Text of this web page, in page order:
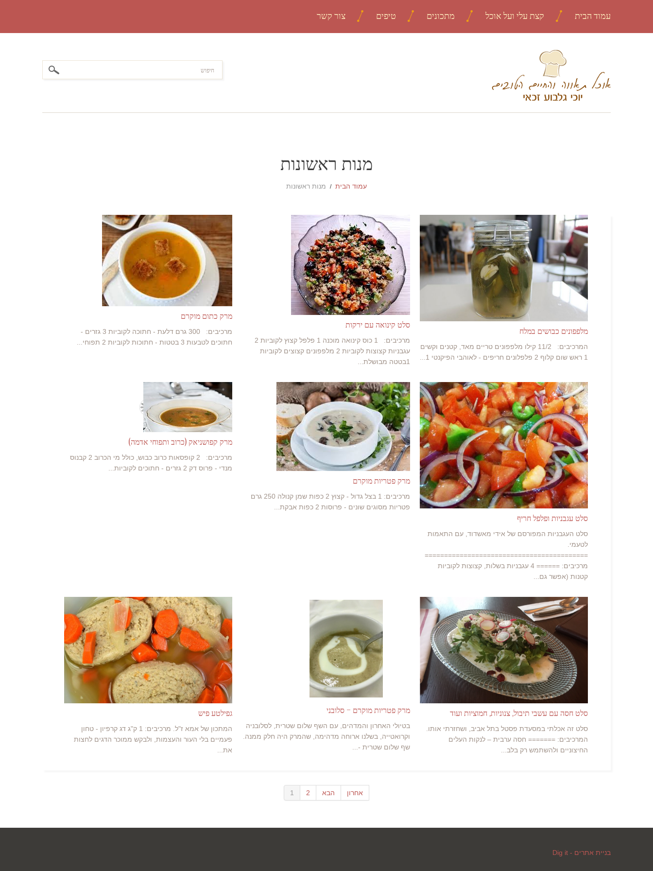
עמוד הבית קצת עלי ועל אוכל מתכונים טיפים צור קשר
מנות ראשונות
עמוד הבית מנות ראשונות
מרק כתום מוקרם
מרכיבים: 300 גרם דלעת - חתוכה לקוביות 3 גזרים -
חתוכים לטבעות 3 בטטות - חתוכות לקוביות 2 תפוחי...
סלט קינואה עם ירקות
מרכיבים: 1 כוס קינואה מוכנה 1 פלפל קצוץ לקוביות 2
עגבניות קצוצות לקוביות 2 מלפפונים קצוצים לקוביות
1בטטה מבושלת...
מלפפונים כבושים במלח
המרכיבים: 11/2 קילו מלפפונים טריים מאד, קטנים וקשים
1 ראש שום קלוף 2 פלפלונים חריפים - לאוהבי הפיקנטי 1...
מרק קפושניאק (כרוב ותפוחי אדמה)
מרכיבים: 2 קופסאות כרוב כבוש, כולל מי הכרוב 2 קבנוס
מנדי - פרוס דק 2 גזרים - חתוכים לקוביות...
מרק פטריות מוקרם
מרכיבים: 1 בצל גדול - קצוץ 2 כפות שמן קנולה 250 גרם
פטריות מסוגים שונים - פרוסות 2 כפות אבקת...
סלט עגבניות ופלפל חריף
סלט העגבניות המפורסם של אידי מאשדוד, עם התאמות
לטעמי.
==========================================
מרכיבים: ====== 4 עגבניות בשלות, קצוצות לקוביות
קטנות (אפשר גם...
גפילטע פיש
המתכון של אמא ז"ל. מרכיבים: 1 ק"ג דג קרפיון - טחון
פעמיים בלי העור והעצמות, ולבקש ממוכר הדגים לחצות
את...
מרק פטריות מוקרם – סלובני
בטיולי האחרון והמדהים, עם השף שלום שטרית, לסלובניה
וקרואטייה, בשלנו ארוחה מדהימה, שהמרק היה חלק ממנה.
שף שלום שטרית -...
סלט חסה עם עשבי תיבול, צנוניות, חמוציות ועוד
סלט זה אכלתי במסעדת פסטל בתל אביב, ושחזרתי אותו.
המרכיבים: ======= חסה ערבית – לנקות העלים
החיצוניים ולהשתמש רק בלב...
1 2 הבא אחרון
בניית אתרים - Dig it